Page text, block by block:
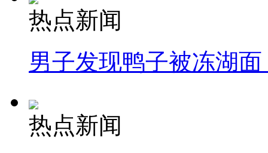
热点新闻
男子发现鸭子被冻湖
热点新闻